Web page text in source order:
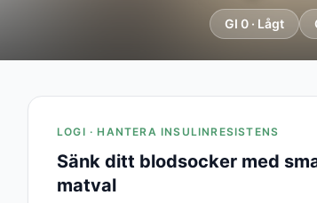
GI 0 · Lågt
LOGI · HANTERA INSULINRESISTENS
Sänk ditt blodsocker med
matval